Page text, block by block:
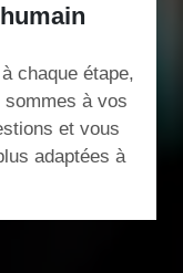
chaque étape,
à vos
et vous
adaptées à